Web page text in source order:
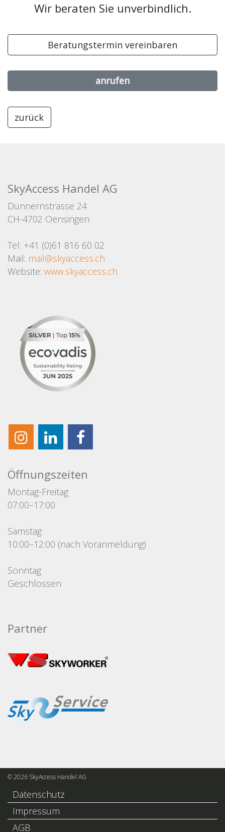
Wir beraten Sie unverbindlich.
Beratungstermin vereinbaren
anrufen
zurück
SkyAccess Handel AG
Dünnernstrasse 24
CH-4702 Oensingen
Tel: +41 (0)61 816 60 02
Mail: mail@skyaccess.ch
Website: www.skyaccess.ch
Öffnungszeiten
Montag-Freitag
07:00–17:00
Samstag
10:00–12:00 (nach Voranmeldung)
Sonntag
Geschlossen
Partner
© 2026 SkyAccess Handel AG
Datenschutz
Impressum
AGB